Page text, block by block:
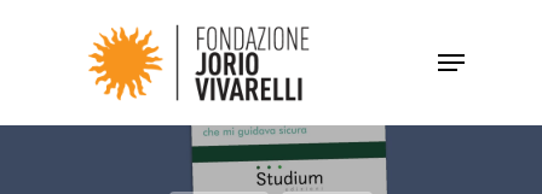
Hit enter to search or ESC to close